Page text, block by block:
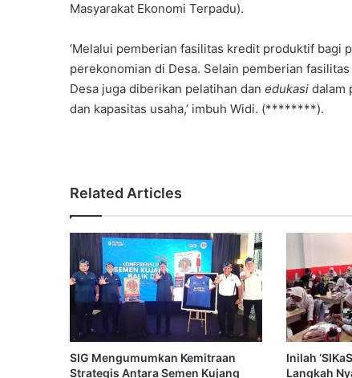
Masyarakat Ekonomi Terpadu).
‘Melalui pemberian fasilitas kredit produktif bagi
perekonomian di Desa. Selain pemberian
Desa juga diberikan pelatihan dan edukasi dalam
dan kapasitas usaha,’ imbuh Widi. (********).
Related Articles
SIG Mengumumkan Kemitraan
Strategis Antara Semen Kujang
Inilah
Langkah